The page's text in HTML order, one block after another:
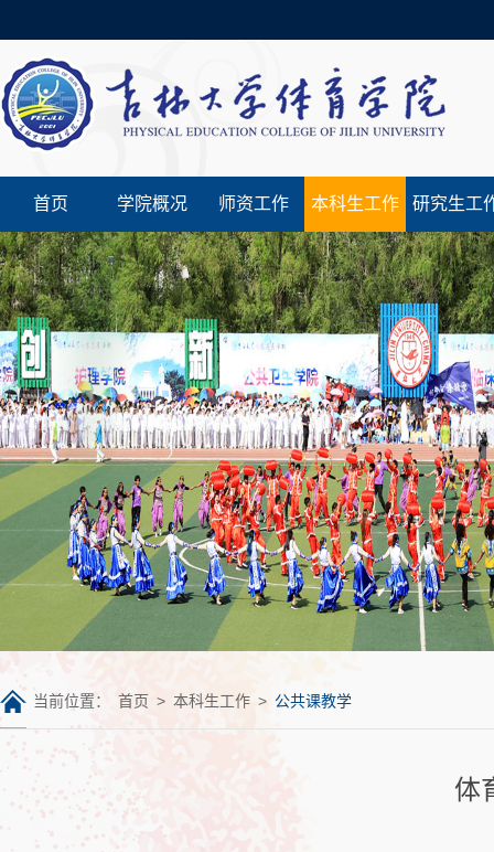
首页 学院概况 师资工作 本科生工作 研究生工
当前位置： 首页 > 本科生工作 > 公共课教学
体